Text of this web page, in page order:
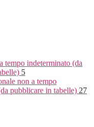
tempo indeterminato (da
5
non a tempo
pubblicare in tabelle) 27